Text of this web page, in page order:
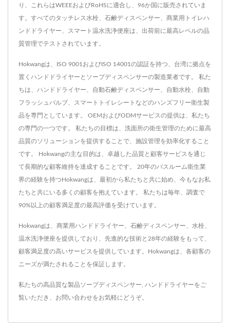
り、これらはWEEEおよびRoHSに適合し、96か国に販売されていま
す。すべてのタッチレス水栓、石鹸ディスペンサー、商業用トイレハ
ンドドライヤー、スマート温水洗浄便座は、出荷前に最高レベルの品
質管理でテストされています。
Hokwangは、ISO 9001およびISO 14001の認証を持つ、台湾に拠点を
置くハンドドライヤーとソープディスペンサーの製造業者です。 私た
ちは、ハンドドライヤー、自動石鹸ディスペンサー、自動水栓、自動
フラッシュバルブ、スマートトイレシートなどのハンズフリー衛生製
品を専門としています。 OEMおよびODMサービスの提供は、私たち
の専門の一つです。 私たちの目標は、洗面所の衛生管理のために最高
品質のソリューションを提供することで、施設管理を効率化すること
です。 Hokwangの主な目的は、卓越した品質と顧客サービスを通じ
て長期的な顧客維持を達成することです。 20年のバスルーム衛生業
界の経験を持つHokwangは、最初から私たちと共に始め、今もなお私
たちと共にいる多くの顧客を抱えています。 私たちは毎年、調査で
90%以上の顧客満足度の最高評価を受けています。
Hokwangは、商業用ハンドドライヤー、石鹸ディスペンサー、水栓、
温水洗浄便座を提供しており、先進的な技術と28年の経験をもって、
顧客満足度の高いサービスを提供しています。Hokwangは、各顧客の
ニーズが満たされることを保証します。
私たちの高品質な製品ソープディスペンサー ハンドドライヤーをご
覧いただき、 お問い合わせをお気軽にどうぞ。